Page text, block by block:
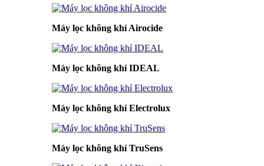
Máy lọc không khí Airocide
Máy lọc không khí IDEAL
Máy lọc không khí Electrolux
Máy lọc không khí TruSens